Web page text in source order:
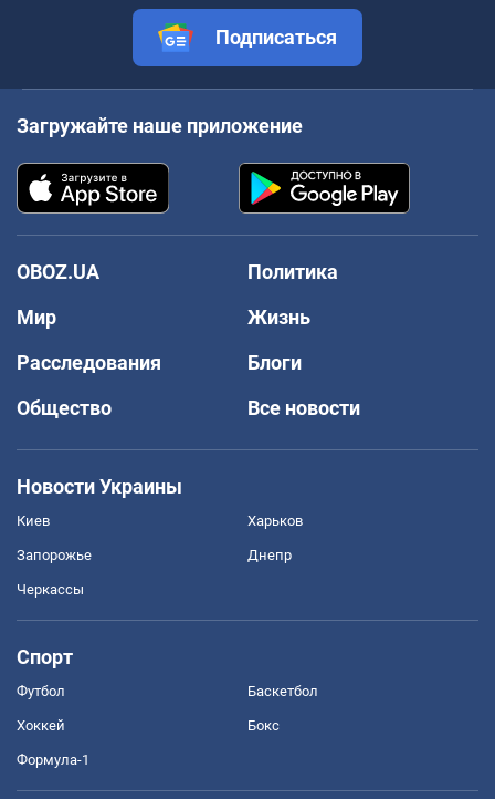
Подписаться
Загружайте наше приложение
OBOZ.UA
Политика
Мир
Жизнь
Расследования
Блоги
Общество
Все новости
Новости Украины
Киев Харьков
Запорожье Днепр
Черкассы
Спорт
Футбол Баскетбол
Хоккей Бокс
Формула-1